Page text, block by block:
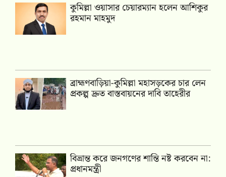
কুমিল্লা ওয়াসার চেয়ারম্যান হলেন আশিকুর
রহমান মাহমুদ
ব্রাহ্মণবাড়িয়া-কুমিল্লা মহাসড়কের চার লেন
প্রকল্প দ্রুত বাস্তবায়নের দাবি তাহেরীর
বিভ্রান্ত করে জনগণের শান্তি নষ্ট করবেন না:
প্রধানমন্ত্রী